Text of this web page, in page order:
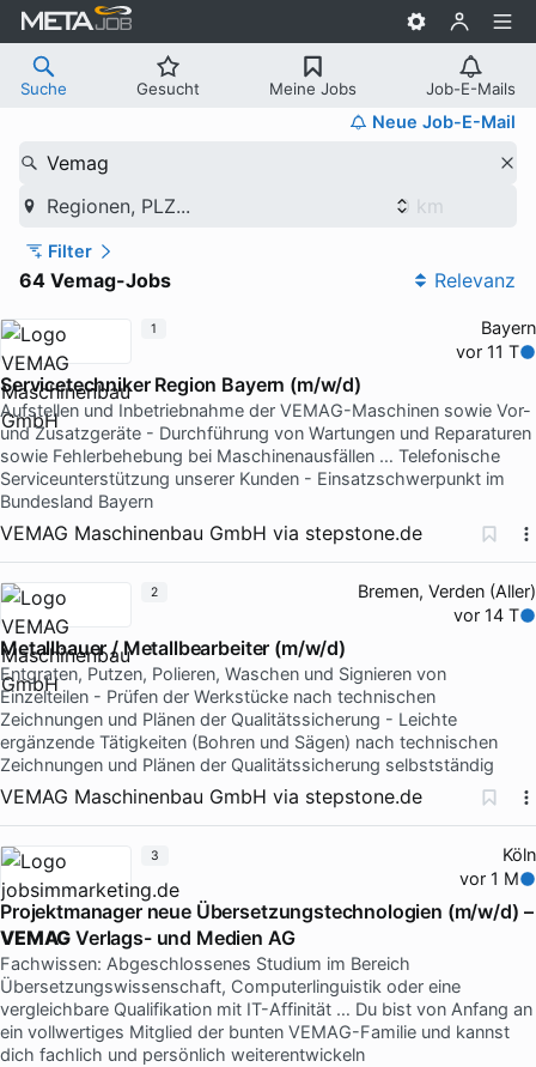
Suche Gesucht Meine Jobs Job-E-Mails
Neue Job-E-Mail
Vemag
Regionen, PLZ...
Filter
64 Vemag-Jobs Relevanz
Bayern
vor 11 T
Servicetechniker Region Bayern (m/w/d)
Aufstellen und Inbetriebnahme der VEMAG-Maschinen sowie Vor-
und Zusatzgeräte - Durchführung von Wartungen und Reparaturen
sowie Fehlerbehebung bei Maschinenausfällen … Telefonische
Serviceunterstützung unserer Kunden - Einsatzschwerpunkt im
Bundesland Bayern
VEMAG Maschinenbau GmbH via stepstone.de
1
Bremen, Verden (Aller)
vor 14 T
Metallbauer / Metallbearbeiter (m/w/d)
Entgraten, Putzen, Polieren, Waschen und Signieren von
Einzelteilen - Prüfen der Werkstücke nach technischen
Zeichnungen und Plänen der Qualitätssicherung - Leichte
ergänzende Tätigkeiten (Bohren und Sägen) nach technischen
Zeichnungen und Plänen der Qualitätssicherung selbstständig
VEMAG Maschinenbau GmbH via stepstone.de
2
Köln
vor 1 M
Projektmanager neue Übersetzungstechnologien (m/w/d) –
VEMAG Verlags- und Medien AG
Fachwissen: Abgeschlossenes Studium im Bereich
Übersetzungswissenschaft, Computerlinguistik oder eine
vergleichbare Qualifikation mit IT-Affinität … Du bist von Anfang an
ein vollwertiges Mitglied der bunten VEMAG-Familie und kannst
dich fachlich und persönlich weiterentwickeln
3